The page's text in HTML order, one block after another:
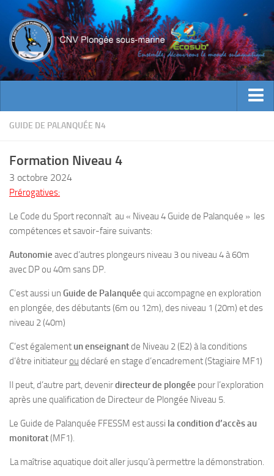
ACTUALITES
INFOS CNV
Bienvenue
Documents utiles
Encadrement
Historique
Plouf
ECOLE DE PLONGEE
Jeune plongeur
Maintien des acquis
GUIDE DE PALANQUÉE N4
Formation Niveau 4
3 octobre 2024
Prérogatives:
Le Code du Sport reconnaît au « Niveau 4 Guide de Palanquée » les
compétences et savoir-faire suivants:
Autonomie avec d’autres plongeurs niveau 3 ou niveau 4 à 60m
avec DP ou 40m sans DP.
C’est aussi un Guide de Palanquée qui accompagne en exploration
en plongée, des débutants (6m ou 12m), des niveau 1 (20m) et des
niveau 2 (40m)
C’est également un enseignantde Niveau 2 (E2) à la conditions
d’être initiateurou déclaré en stage d’encadrement (Stagiaire MF1)
Il peut, d’autre part, devenirdirecteur de plongée pour l’exploration
après une qualification de Directeur de Plongée Niveau 5.
Le Guide de Palanquée FFESSM est aussi la condition d’accès au
monitorat(MF1).
La maîtrise aquatique doit aller jusqu’à permettre la démonstration.